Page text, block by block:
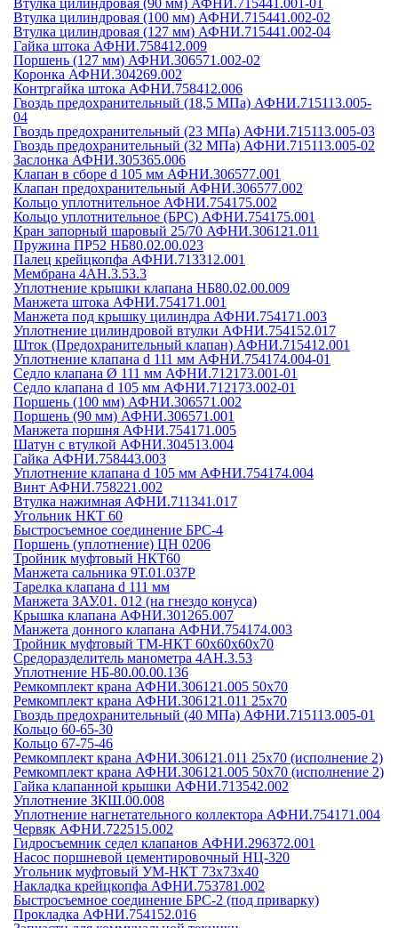
Втулка цилиндровая (90 мм) АФНИ.715441.001-01
Втулка цилиндровая (100 мм) АФНИ.715441.002-02
Втулка цилиндровая (127 мм) АФНИ.715441.002-04
Гайка штока АФНИ.758412.009
Поршень (127 мм) АФНИ.306571.002-02
Коронка АФНИ.304269.002
Контргайка штока АФНИ.758412.006
Гвоздь предохранительный (18,5 МПа) АФНИ.715113.005-
04
Гвоздь предохранительный (23 МПа) АФНИ.715113.005-03
Гвоздь предохранительный (32 МПа) АФНИ.715113.005-02
Заслонка АФНИ.305365.006
Клапан в сборе d 105 мм АФНИ.306577.001
Клапан предохранительный АФНИ.306577.002
Кольцо уплотнительное АФНИ.754175.002
Кольцо уплотнительное (БРС) АФНИ.754175.001
Кран запорный шаровый 25/70 АФНИ.306121.011
Пружина ПР52 НБ80.02.00.023
Палец крейцкопфа АФНИ.713312.001
Мембрана 4АН.3.53.3
Уплотнение крышки клапана НБ80.02.00.009
Манжета штока АФНИ.754171.001
Манжета под крышку цилиндра АФНИ.754171.003
Уплотнение цилиндровой втулки АФНИ.754152.017
Шток (Предохранительный клапан) АФНИ.715412.001
Уплотнение клапана d 111 мм АФНИ.754174.004-01
Седло клапана Ø 111 мм АФНИ.712173.001-01
Седло клапана d 105 мм АФНИ.712173.002-01
Поршень (100 мм) АФНИ.306571.002
Поршень (90 мм) АФНИ.306571.001
Манжета поршня АФНИ.754171.005
Шатун с втулкой АФНИ.304513.004
Гайка АФНИ.758443.003
Уплотнение клапана d 105 мм АФНИ.754174.004
Винт АФНИ.758221.002
Втулка нажимная АФНИ.711341.017
Угольник НКТ 60
Быстросъемное соединение БРС-4
Поршень (уплотнение) ЦН 0206
Тройник муфтовый НКТ60
Манжета сальника 9Т.01.037Р
Тарелка клапана d 111 мм
Манжета ЗАУ.01. 012 (на гнездо конуса)
Крышка клапана АФНИ.301265.007
Манжета донного клапана АФНИ.754174.003
Тройник муфтовый ТМ-НКТ 60х60х60х70
Средоразделитель манометра 4АН.3.53
Уплотнение НБ-80.00.00.136
Ремкомплект крана АФНИ.306121.005 50х70
Ремкомплект крана АФНИ.306121.011 25х70
Гвоздь предохранительный (40 МПа) АФНИ.715113.005-01
Кольцо 60-65-30
Кольцо 67-75-46
Ремкомплект крана АФНИ.306121.011 25х70 (исполнение 2)
Ремкомплект крана АФНИ.306121.005 50х70 (исполнение 2)
Гайка клапанной крышки АФНИ.713542.002
Уплотнение ЗКШ.00.008
Уплотнение нагнетательного коллектора АФНИ.754171.004
Червяк АФНИ.722515.002
Гидросъемник седел клапанов АФНИ.296372.001
Насос поршневой цементировочный НЦ-320
Угольник муфтовый УМ-НКТ 73х73х40
Накладка крейцкопфа АФНИ.753781.002
Быстросъемное соединение БРС-2 (под приварку)
Прокладка АФНИ.754152.016